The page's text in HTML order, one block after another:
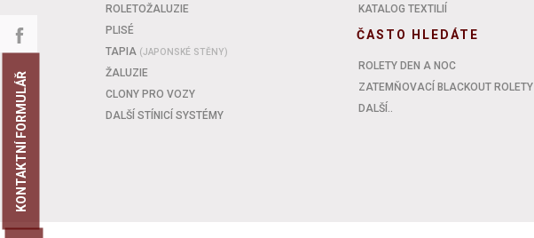
ROLETOŽALUZIE
PLISÉ
TAPIA (JAPONSKÉ STĚNY)
ŽALUZIE
CLONY PRO VOZY
DALŠÍ STÍNICÍ SYSTÉMY
KATALOG TEXTILIÍ
ČASTO HLEDÁTE
ROLETY DEN A NOC
ZATEMŇOVACÍ BLACKOUT ROLETY
DALŠÍ..
KONTAKTNÍ FORMULÁŘ